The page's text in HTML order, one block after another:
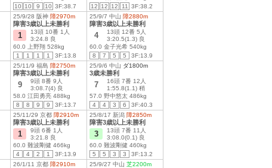
10
10 9 10 3F:38.7
12
12 12 11 3F:38.2
25/9/28 阪神 障2970m
障害3歳以上未勝利
1
13頭 10番 1人
3:24.8 良
60.0 上野翔 528kg
1
1 1 1 3F:13.8
25/9/7 中山 障2880m
障害3歳以上未勝利
4
13頭 12番 5人
3:20.5(1.3) 良
60.0 金子光希 540kg
8
7 5 5 3F:13.9
25/11/9 福島 障2750m
障害3歳以上未勝利
9
9頭 8番 9人
3:08.7(4) 良
58.0 江田勇亮 488kg
8
8 9 9 3F:13.7
25/9/6 中山 ダ1800m
3歳未勝利
7
16頭 7番 12人
1:55.8(1.1) 稍
57.0 野中悠太 486kg
4
4 3 6 3F:40.3
25/11/29 京都 障2910m
障害3歳以上未勝利
1
9頭 6番 1人
3:21.8 良
60.0 難波剛健 466kg
4
4 2 1 3F:13.9
25/8/17 新潟 障2850m
障害3歳以上未勝利
3
13頭 7番 11人
3:08.0(0.1) 良
60.0 難波剛健 460kg
5
5 3 3 3F:13.2
26/1/11 京都 障2910m 25/9/27 中山 芝2200m